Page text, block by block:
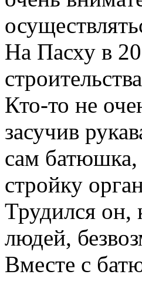
На Пасху в
Кто-то не
засучив
сам батюшка,
стройку
Трудился
людей,
Вместе с